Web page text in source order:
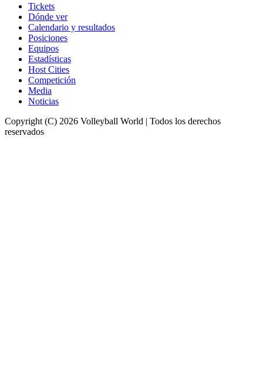
Tickets
Dónde ver
Calendario y resultados
Posiciones
Equipos
Estadísticas
Host Cities
Competición
Media
Noticias
Copyright (C) 2026 Volleyball World | Todos los derechos
reservados